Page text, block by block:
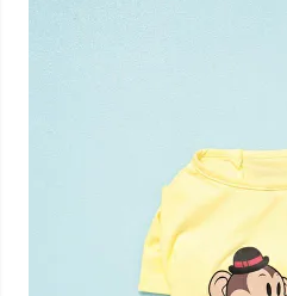
ビーチェホリック
スーパーベー君 クー
ルプラスタンクトッ
プ GREEN